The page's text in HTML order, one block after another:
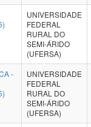
UNIVERSIDADE
FEDERAL
RURAL DO
SEMI-ÁRIDO
(UFERSA)
-
UNIVERSIDADE
FEDERAL
RURAL DO
SEMI-ÁRIDO
(UFERSA)